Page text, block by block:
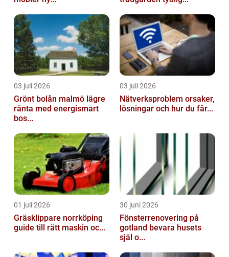
03 juli 2026
Grönt bolån malmö lägre
ränta med energismart
bos...
03 juli 2026
Nätverksproblem orsaker,
lösningar och hur du får...
01 juli 2026
Gräsklippare norrköping
guide till rätt maskin oc...
30 juni 2026
Fönsterrenovering på
gotland bevara husets
själ o...